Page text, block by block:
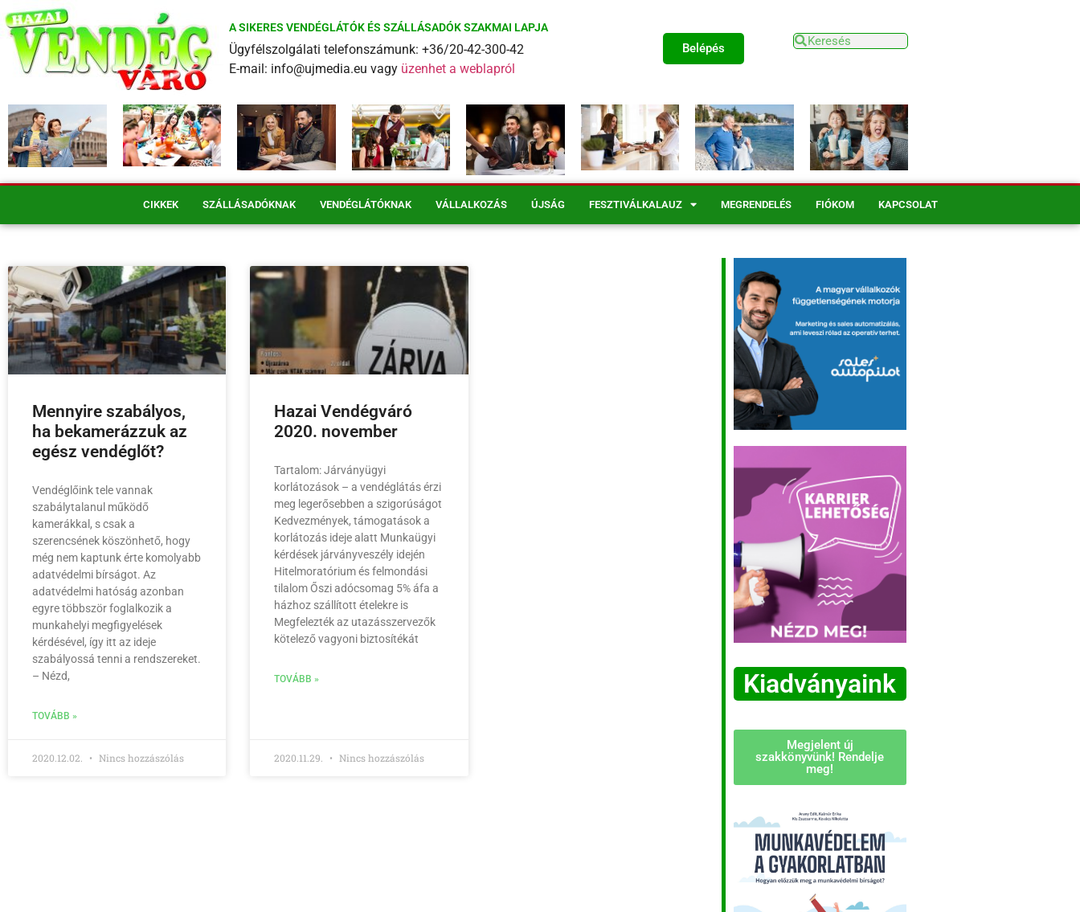
A SIKERES VENDÉGLÁTÓK ÉS SZÁLLÁSADÓK SZAKMAI LAPJA
Ügyfélszolgálati telefonszámunk: +36/20-42-300-42
E-mail: info@ujmedia.eu vagy üzenhet a weblapról
Belépés
CIKKEK SZÁLLÁSADÓKNAK VENDÉGLÁTÓKNAK VÁLLALKOZÁS ÚJSÁG FESZTIVÁLKALAUZ MEGRENDELÉS FIÓKOM KAPCSOLAT
Mennyire szabályos,
ha bekamerázzuk az
egész vendéglőt?
Vendéglőink tele vannak
szabálytalanul működő
kamerákkal, s csak a
szerencsének köszönhető, hogy
még nem kaptunk érte komolyabb
adatvédelmi bírságot. Az
adatvédelmi hatóság azonban
egyre többször foglalkozik a
munkahelyi megfigyelések
kérdésével, így itt az ideje
szabályossá tenni a rendszereket.
– Nézd,
TOVÁBB »
2020.12.02. Nincs hozzászólás
Hazai Vendégváró
2020. november
Tartalom: Járványügyi
korlátozások – a vendéglátás érzi
meg legerősebben a szigorúságot
Kedvezmények, támogatások a
korlátozás ideje alatt Munkaügyi
kérdések járványveszély idején
Hitelmoratórium és felmondási
tilalom Őszi adócsomag 5% áfa a
házhoz szállított ételekre is
Megfelezték az utazásszervezők
kötelező vagyoni biztosítékát
TOVÁBB »
2020.11.29. Nincs hozzászólás
Kiadványaink
Megjelent új
szakkönyvünk! Rendelje
meg!